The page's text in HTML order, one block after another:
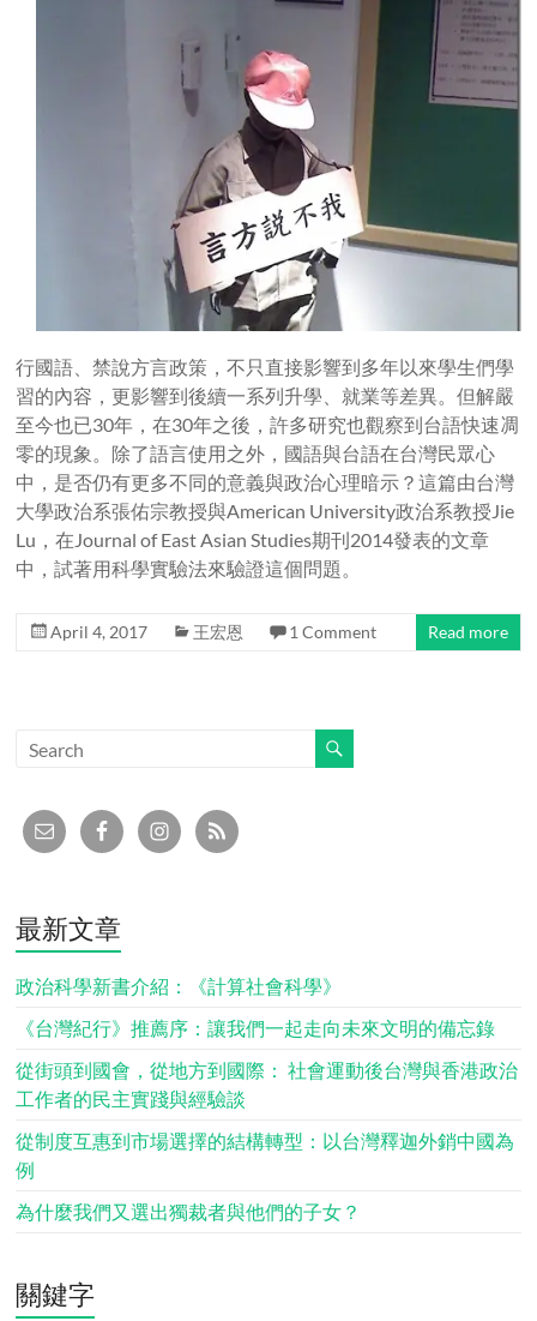
行國語、禁說方言政策，不只直接影響到多年以來學生們學
習的內容，更影響到後續一系列升學、就業等差異。但解嚴
至今也已30年，在30年之後，許多研究也觀察到台語快速凋
零的現象。除了語言使用之外，國語與台語在台灣民眾心
中，是否仍有更多不同的意義與政治心理暗示？這篇由台灣
大學政治系張佑宗教授與American University政治系教授Jie
Lu，在Journal of East Asian Studies期刊2014發表的文章
中，試著用科學實驗法來驗證這個問題。
April 4, 2017 王宏恩 1 Comment Read more
最新文章
政治科學新書介紹：《計算社會科學》
《台灣紀行》推薦序：讓我們一起走向未來文明的備忘錄
從街頭到國會，從地方到國際： 社會運動後台灣與香港政治
工作者的民主實踐與經驗談
從制度互惠到市場選擇的結構轉型：以台灣釋迦外銷中國為
例
為什麼我們又選出獨裁者與他們的子女？
關鍵字